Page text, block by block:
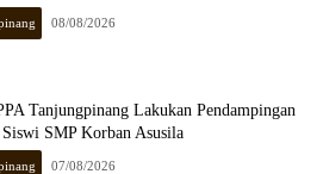
08/08/2026
Tanjungpinang Lakukan Pendampingan
SMP Korban Asusila
07/08/2026